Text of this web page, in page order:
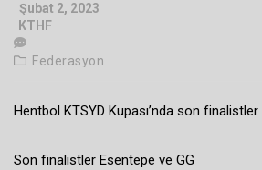
Şubat 2, 2023
KTHF
Federasyon
Hentbol KTSYD Kupası’nda son
Son finalistler Esentepe ve GG